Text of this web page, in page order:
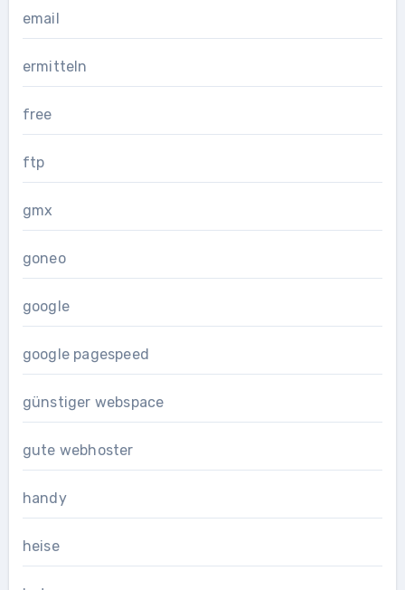
email
ermitteln
free
ftp
gmx
goneo
google
google pagespeed
günstiger webspace
gute webhoster
handy
heise